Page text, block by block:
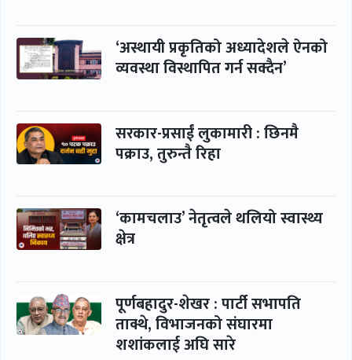
‘अस्थायी प्रकृतिको अध्यादेशले ऐनको
व्यवस्था विस्थापित गर्न सक्दैन’
सरकार-प्रसाईं लुकामारी : छिनमै
पक्राउ, तुरुन्तै रिहा
‘कामचलाउ’ नेतृत्वले थलियो स्वास्थ्य
क्षेत्र
पूर्णबहादुर-शेखर : पार्टी सभापति
ताक्थे, विभाजनको संघारमा
शशांकलाई अघि सारे